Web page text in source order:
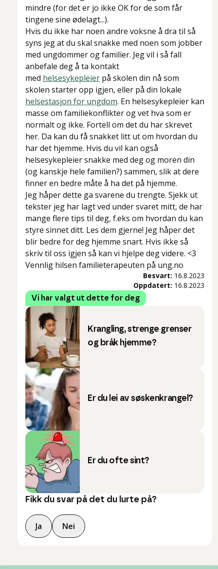
mindre (for det er jo ikke OK for de som får
tingene sine ødelagt...).
Hvis du ikke har noen andre voksne å dra til så
syns jeg at du skal snakke med noen som jobber
med ungdommer og familier. Jeg vil i så fall
anbefale deg å ta kontakt
med helsesykepleier på skolen din nå som
skolen starter opp igjen, eller på din lokale
helsestasjon for ungdom. En helsesykepleier kan
masse om familiekonflikter og vet hva som er
normalt og ikke. Fortell om det du har skrevet
her. Da kan du få snakket litt ut om hvordan du
har det hjemme. Hvis du vil kan også
helsesykepleier snakke med deg og moren din
(og kanskje hele familien?) sammen, slik at dere
finner en bedre måte å ha det på hjemme.
Jeg håper dette ga svarene du trengte. Sjekk ut
tekster jeg har lagt ved under svaret mitt, de har
mange flere tips til deg, f.eks om hvordan du kan
styre sinnet ditt. Les dem gjerne! Jeg håper det
blir bedre for deg hjemme snart. Hvis ikke så
skriv til oss igjen så kan vi hjelpe deg videre. <3
Vennlig hilsen familieterapeuten på ung.no
Besvart: 16.8.2023
Oppdatert: 16.8.2023
Vi har valgt ut dette for deg
Krangling, strenge grenser
og bråk hjemme?
Er du lei av søskenkrangel?
Er du ofte sint?
Fikk du svar på det du lurte på?
Ja Nei